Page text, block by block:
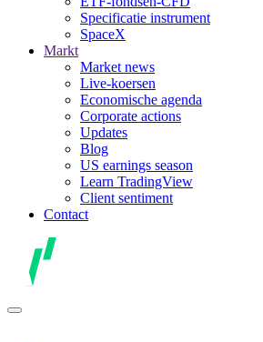
Specificatie instrument
SpaceX
Markt
Market news
Live-koersen
Economische agenda
Corporate actions
Updates
Blog
US earnings season
Learn TradingView
Client sentiment
Contact